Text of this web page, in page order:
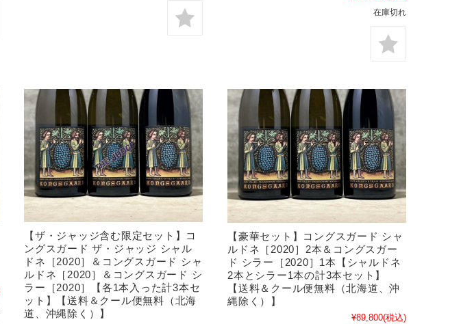
在庫切れ
【ザ・ジャッジ含む限定セット】コ
ングスガード ザ・ジャッジ シャル
ドネ［2020］＆コングスガード シャ
ルドネ［2020］＆コングスガード シ
ラー［2020］【各1本入った計3本セ
ット】【送料＆クール便無料（北海
道、沖縄除く）】
【豪華セット】コングスガード シャ
ルドネ［2020］2本＆コングスガー
ド シラー［2020］1本【シャルドネ
2本とシラー1本の計3本セット】
【送料＆クール便無料（北海道、沖
縄除く）】
¥89,800(税込)